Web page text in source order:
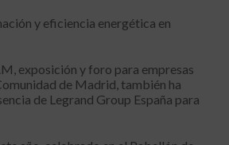
y eficiencia energética en
exposición y foro para empresas
de Madrid, también ha
de Legrand Group España para